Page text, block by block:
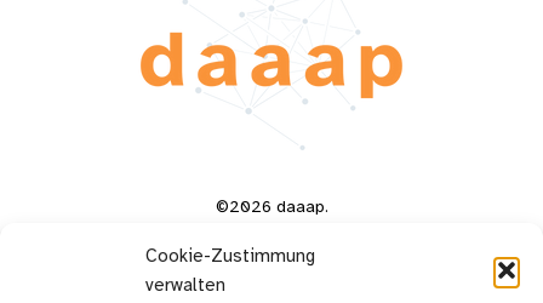
Cookie-Zustimmung
verwalten
©2026 daaap.